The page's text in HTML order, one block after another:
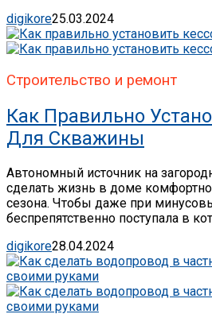
digikore25.03.2024
Строительство и ремонт
Как Правильно
Для Скважины
Автономный источник на
сделать жизнь в доме
сезона. Чтобы даже при
беспрепятственно поступала в
digikore28.04.2024